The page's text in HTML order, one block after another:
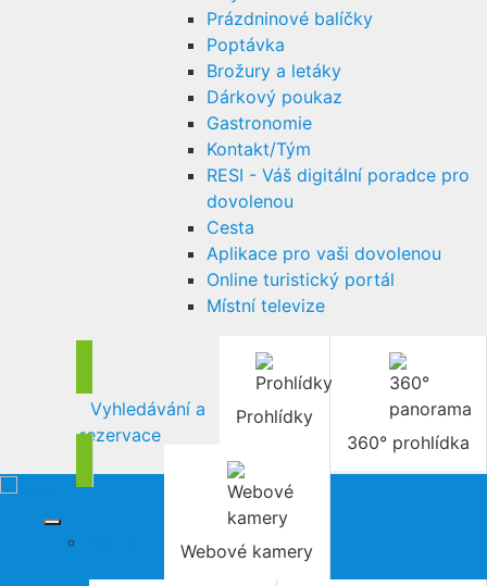
Prázdninové balíčky
Poptávka
Brožury a letáky
Dárkový poukaz
Gastronomie
Kontakt/Tým
RESI - Váš digitální poradce pro
dovolenou
Cesta
Aplikace pro vaši dovolenou
Online turistický portál
Místní televize
360° prohlídka
Prohlídky
Webové kamery
Vyhledávání a
rezervace